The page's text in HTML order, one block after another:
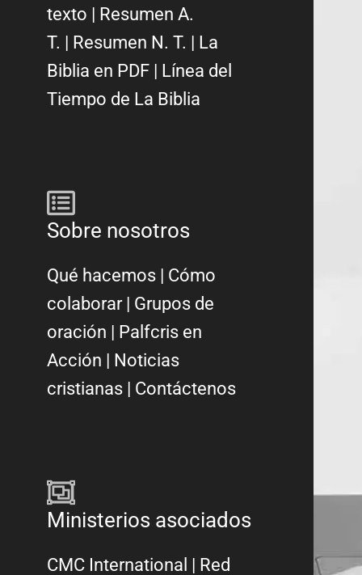
texto
Resumen A.
T.
Resumen N. T.
La
Biblia en PDF
Línea del
Tiempo de La Biblia
Sobre nosotros
Qué hacemos | Cómo
colaborar| Grupos de
oración | Palfcris en
Acción | Noticias
cristianas | Contáctenos
Ministerios asociados
CMC International | Red